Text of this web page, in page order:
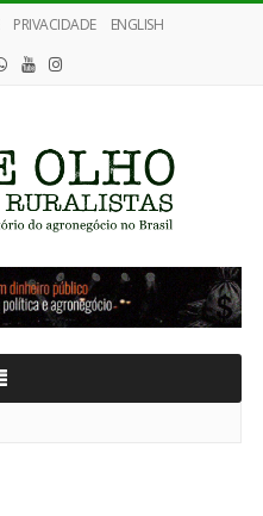
PRIVACIDADE ENGLISH